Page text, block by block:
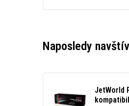
Naposledy
JetWorld